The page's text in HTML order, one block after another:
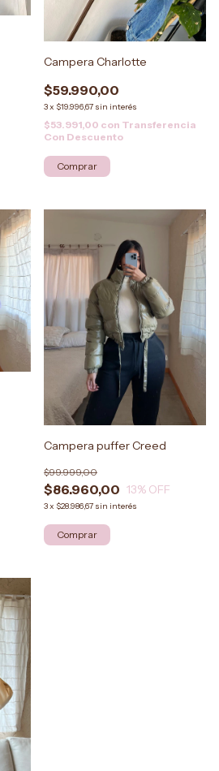
Campera Charlotte
$59.990,00
3x $19.996,67 sin interés
$53.991,00 con Transferencia
Con Descuento
Campera puffer Creed
$86.960,00
$99.999,00
13% OFF
3x $28.986,67 sin interés